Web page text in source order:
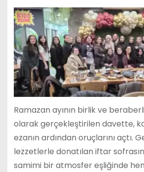
Ramazan ayının birlik ve
olarak gerçekleştirilen davette,
ezanın ardından oruçlarını açtı.
lezzetlerle donatılan iftar
samimi bir atmosfer eşliğinde